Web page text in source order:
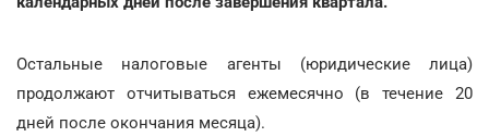
Остальные налоговые агенты (юридические лица)
продолжают отчитываться ежемесячно (в течение 20
дней после окончания месяца).